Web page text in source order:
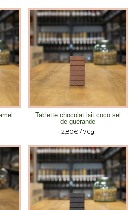
Tablette chocolat lait coco sel
de guérande
2,80€ / 70g